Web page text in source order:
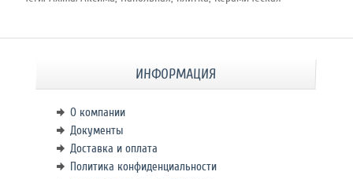
ИНФОРМАЦИЯ
О компании
Документы
Доставка и оплата
Политика конфиденциальности